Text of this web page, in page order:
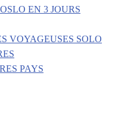
EN 3 JOURS
VOYAGEUSES SOLO
PAYS